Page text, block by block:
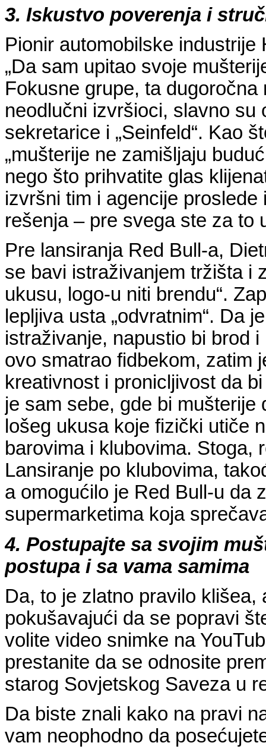
3. Iskustvo poverenja i
Pionir automobilske
„Da sam upitao svoje
Fokusne grupe, ta
neodlučni izvršioci, slavno su
sekretarice i „Seinfeld“. Kao
„mušterije ne zamišljaju
nego što prihvatite glas
izvršni tim i agencije
rešenja – pre svega ste za to
Pre lansiranja Red Bull-a,
se bavi istraživanjem tržišta i
ukusu, logo-u niti brendu“.
lepljiva usta „odvratnim“. Da
istraživanje, napustio bi brod
ovo smatrao fidbekom, zatim
kreativnost i pronicljivost da
je sam sebe, gde bi
lošeg ukusa koje fizički utiče
barovima i klubovima. Stoga,
Lansiranje po klubovima,
a omogućilo je Red Bull-u da
supermarketima koja
4. Postupajte sa svojim
postupa i sa vama samima
Da, to je zlatno pravilo klišea,
pokušavajući da se popravi
volite video snimke na
prestanite da se odnosite
starog Sovjetskog Saveza u
Da biste znali kako na pravi
vam neophodno da